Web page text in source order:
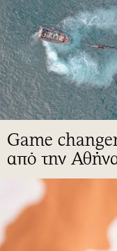
Game
από την